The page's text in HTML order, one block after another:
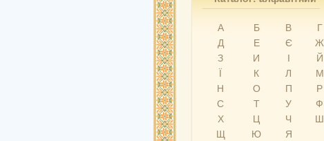
А Б В
Г
Д
Е Є
Ж
З
И І
Й
Ї
К Л
М
Н
О П
Р
С
Т У
Ф
Х
Ц Ч
Ш
Щ
Ю Я